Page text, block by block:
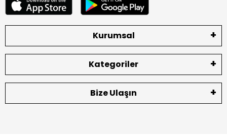
Kurumsal
Kategoriler
Bize Ulaşın